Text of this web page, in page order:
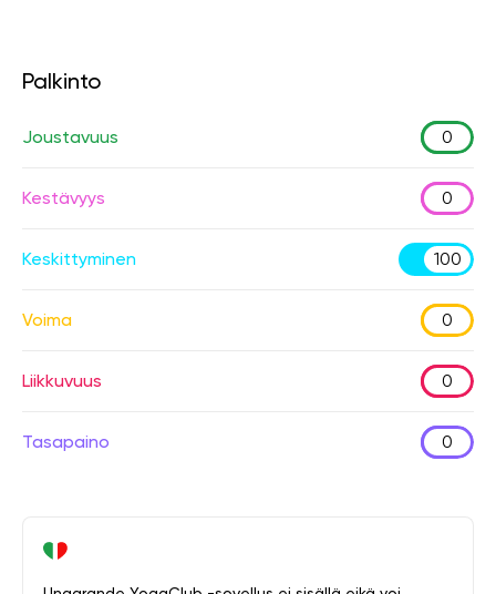
Palkinto
Joustavuus 0
Kestävyys 0
Keskittyminen 100
Voima 0
Liikkuvuus 0
Tasapaino 0